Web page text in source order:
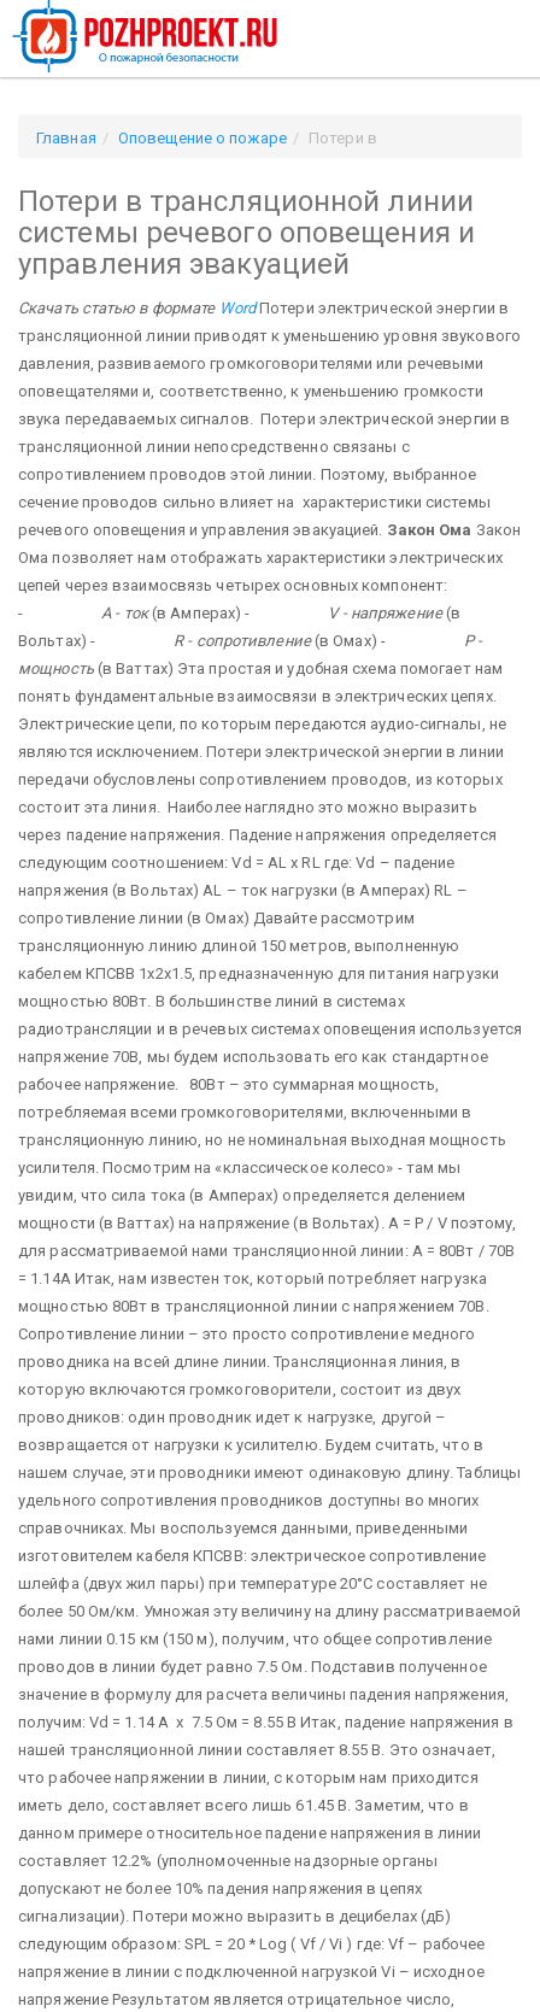
Главная Оповещение о пожаре
Потери в
управления эвакуацией
Потери в трансляционной линии
системы речевого оповещения и
управления эвакуацией
Скачать статью в формате WordПотери электрической энергии в
трансляционной линии приводят к уменьшению уровня звукового
давления, развиваемого громкоговорителями или речевыми
оповещателями и, соответственно, к уменьшению громкости
звука передаваемых сигналов. Потери электрической энергии в
трансляционной линии непосредственно связаны с
сопротивлением проводов этой линии. Поэтому, выбранное
сечение проводов сильно влияет на характеристики системы
речевого оповещения и управления эвакуацией. Закон Ома Закон
Ома позволяет нам отображать характеристики электрических
цепей через взаимосвязь четырех основных компонент:
- A - ток(в Амперах) - V - напряжение(в
Вольтах) - R - сопротивление(в Омах) - P -
мощность(в Ваттах) Эта простая и удобная схема помогает нам
понять фундаментальные взаимосвязи в электрических цепях.
Электрические цепи, по которым передаются аудио-сигналы, не
являются исключением. Потери электрической энергии в линии
передачи обусловлены сопротивлением проводов, из которых
состоит эта линия. Наиболее наглядно это можно выразить
через падение напряжения. Падение напряжения определяется
следующим соотношением: Vd = AL x RL где: Vd – падение
напряжения (в Вольтах) AL – ток нагрузки (в Амперах) RL –
сопротивление линии (в Омах) Давайте рассмотрим
трансляционную линию длиной 150 метров, выполненную
кабелем КПСВВ 1х2х1.5, предназначенную для питания нагрузки
мощностью 80Вт. В большинстве линий в системах
радиотрансляции и в речевых системах оповещения используется
напряжение 70В, мы будем использовать его как стандартное
рабочее напряжение. 80Вт – это суммарная мощность,
потребляемая всеми громкоговорителями, включенными в
трансляционную линию, но не номинальная выходная мощность
усилителя. Посмотрим на «классическое колесо» - там мы
увидим, что сила тока (в Амперах) определяется делением
мощности (в Ваттах) на напряжение (в Вольтах). A = P / V поэтому,
для рассматриваемой нами трансляционной линии: А = 80Вт / 70В
= 1.14А Итак, нам известен ток, который потребляет нагрузка
мощностью 80Вт в трансляционной линии с напряжением 70В.
Сопротивление линии – это просто сопротивление медного
проводника на всей длине линии. Трансляционная линия, в
которую включаются громкоговорители, состоит из двух
проводников: один проводник идет к нагрузке, другой –
возвращается от нагрузки к усилителю. Будем считать, что в
нашем случае, эти проводники имеют одинаковую длину. Таблицы
удельного сопротивления проводников доступны во многих
справочниках. Мы воспользуемся данными, приведенными
изготовителем кабеля КПСВВ: электрическое сопротивление
шлейфа (двух жил пары) при температуре 20°С составляет не
более 50 Ом/км. Умножая эту величину на длину рассматриваемой
нами линии 0.15 км (150 м), получим, что общее сопротивление
проводов в линии будет равно 7.5 Ом. Подставив полученное
значение в формулу для расчета величины падения напряжения,
получим: Vd = 1.14 А х 7.5 Ом = 8.55 В Итак, падение напряжения в
нашей трансляционной линии составляет 8.55 В. Это означает,
что рабочее напряжении в линии, с которым нам приходится
иметь дело, составляет всего лишь 61.45 В. Заметим, что в
данном примере относительное падение напряжения в линии
составляет 12.2% (уполномоченные надзорные органы
допускают не более 10% падения напряжения в цепях
сигнализации). Потери можно выразить в децибелах (дБ)
следующим образом: SPL = 20 * Log ( Vf / Vi ) где: Vf – рабочее
напряжение в линии с подключенной нагрузкой Vi – исходное
напряжение Результатом является отрицательное число,